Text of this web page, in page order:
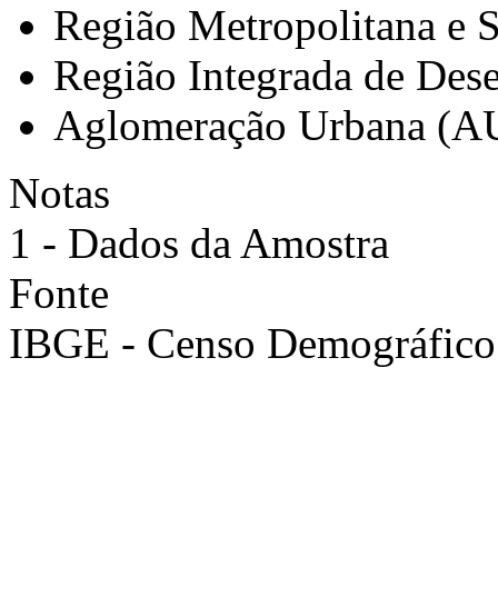
Região Metropolitana e
Região Integrada de
Aglomeração Urbana
Notas
1 - Dados da Amostra
Fonte
IBGE - Censo Demográfico